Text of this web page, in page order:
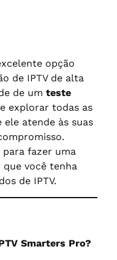
opção
de IPTV de alta
de um teste
explorar todas as
atende às suas
fazer uma
você tenha
de IPTV.
Smarters Pro?